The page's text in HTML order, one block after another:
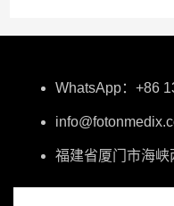
WhatsApp：+86
福建省厦门市海